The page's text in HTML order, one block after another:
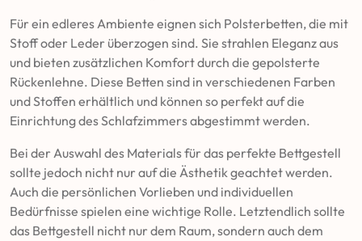
Für ein edleres Ambiente eignen sich Polsterbetten, die mit
Stoff oder Leder überzogen sind. Sie strahlen Eleganz aus
und bieten zusätzlichen Komfort durch die gepolsterte
Rückenlehne. Diese Betten sind in verschiedenen Farben
und Stoffen erhältlich und können so perfekt auf die
Einrichtung des Schlafzimmers abgestimmt werden.
Bei der Auswahl des Materials für das perfekte Bettgestell
sollte jedoch nicht nur auf die Ästhetik geachtet werden.
Auch die persönlichen Vorlieben und individuellen
Bedürfnisse spielen eine wichtige Rolle. Letztendlich sollte
das Bettgestell nicht nur dem Raum, sondern auch dem